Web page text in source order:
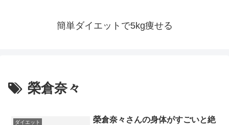
簡単ダイエットで5kg痩せる
榮倉奈々
ダイエット
榮倉奈々さんの身体がすごいと絶